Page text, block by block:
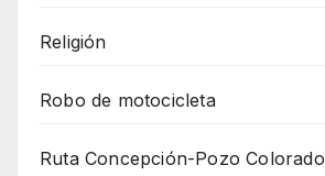
Religión
Robo de motocicleta
Ruta Concepción-Pozo Colorado